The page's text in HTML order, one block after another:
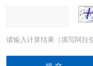
请输入计算结果（填写阿拉